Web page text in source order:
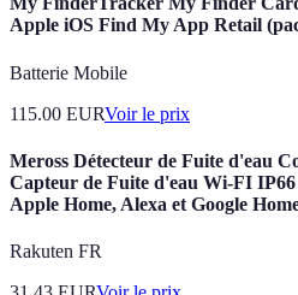
Apple iOS Find My App Retail
Batterie Mobile
115.00 EURVoir le prix
Meross Détecteur de Fuite d'eau
Capteur de Fuite d'eau Wi-FI
Apple Home, Alexa et Google
Rakuten FR